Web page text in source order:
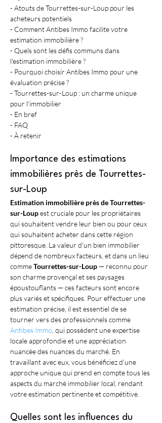
- Atouts de Tourrettes-sur-Loup pour les
acheteurs potentiels
- Comment Antibes Immo facilite votre
estimation immobilière ?
- Quels sont les défis communs dans
l'estimation immobilière ?
- Pourquoi choisir Antibes Immo pour une
évaluation précise ?
- Tourrettes-sur-Loup : un charme unique
pour l'immobilier
- En bref
- FAQ
- À retenir
Importance des estimations
immobilières près de Tourrettes-
sur-Loup
Estimation immobilière près de Tourrettes-
sur-Loup est cruciale pour les propriétaires
qui souhaitent vendre leur bien ou pour ceux
qui souhaitent acheter dans cette région
pittoresque. La valeur d'un bien immobilier
dépend de nombreux facteurs, et dans un lieu
comme Tourrettes-sur-Loup — reconnu pour
son charme provençal et ses paysages
époustouflants — ces facteurs sont encore
plus variés et spécifiques. Pour effectuer une
estimation précise, il est essentiel de se
tourner vers des professionnels comme
Antibes Immo , qui possèdent une expertise
locale approfondie et une appréciation
nuancée des nuances du marché. En
travaillant avec eux, vous bénéficiez d'une
approche unique qui prend en compte tous les
aspects du marché immobilier local, rendant
votre estimation pertinente et compétitive.
Quelles sont les influences du